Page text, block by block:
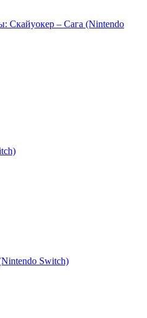
Скайуокер – Сага (Nintendo
Switch)